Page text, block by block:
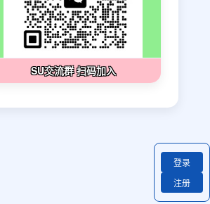
SU交流群 扫码加入
登录
注册